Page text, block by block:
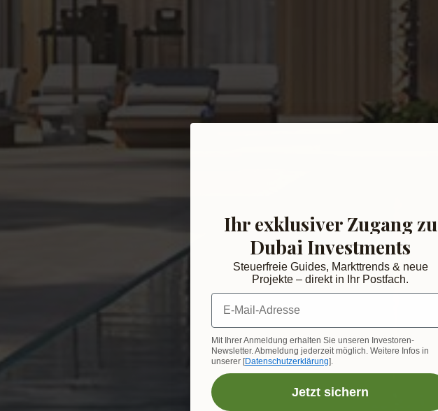
Ihr exklusiver Zugang zu
Dubai Investments
Steuerfreie Guides, Markttrends & neue
Projekte – direkt in Ihr Postfach.
E-Mail-Adresse
Mit Ihrer Anmeldung erhalten Sie unseren Investoren-
Newsletter. Abmeldung jederzeit möglich. Weitere Infos in
unserer [Datenschutzerklärung].
Jetzt sichern